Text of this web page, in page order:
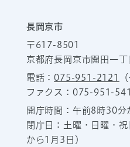
長岡京市
〒617-8501
京都府長岡京市開田一
電話：075-951-2121
ファクス：075-951-
開庁時間：午前8時30
閉庁日：土曜・日曜・
から1月3日）